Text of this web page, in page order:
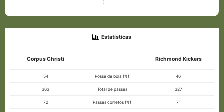
Estatísticas
Corpus Christi Richmond Kickers
54 Posse de bola (%) 46
363 Total de passes 327
72 Passes corretos (%) 71